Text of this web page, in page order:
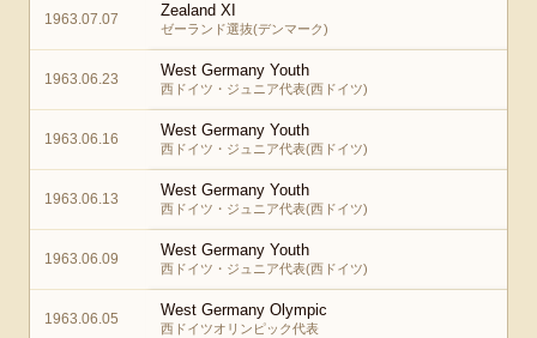
1963.07.07 Zealand XI
ゼーランド選抜(デンマーク)
1963.06.23 West Germany Youth
西ドイツ・ジュニア代表(西ドイツ)
1963.06.16 West Germany Youth
西ドイツ・ジュニア代表(西ドイツ)
1963.06.13 West Germany Youth
西ドイツ・ジュニア代表(西ドイツ)
1963.06.09 West Germany Youth
西ドイツ・ジュニア代表(西ドイツ)
1963.06.05 West Germany Olympic
西ドイツオリンピック代表